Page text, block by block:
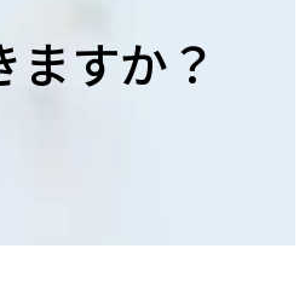
すか？